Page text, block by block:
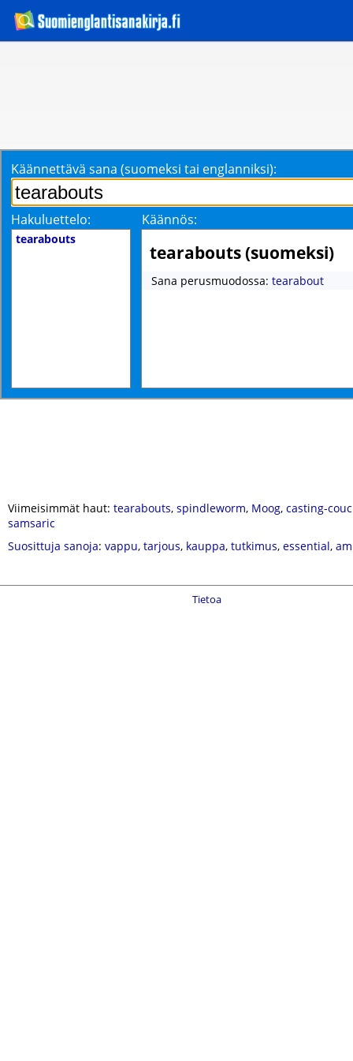
Käännettävä sana (suomeksi tai englanniksi):
Hakuluettelo: Käännös:
tearabouts
tearabouts (suomeksi)
Sana perusmuodossa: tearabout
Viimeisimmät haut: tearabouts, spindleworm, Moog, casting-
samsaric
Suosittuja sanoja: vappu, tarjous, kauppa, tutkimus, essential,
Tietoa